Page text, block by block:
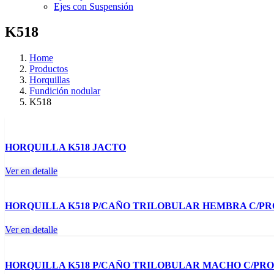
Ejes con Suspensión
K518
Home
Productos
Horquillas
Fundición nodular
K518
HORQUILLA K518 JACTO
Ver en detalle
HORQUILLA K518 P/CAÑO TRILOBULAR HEMBRA C/
Ver en detalle
HORQUILLA K518 P/CAÑO TRILOBULAR MACHO C/